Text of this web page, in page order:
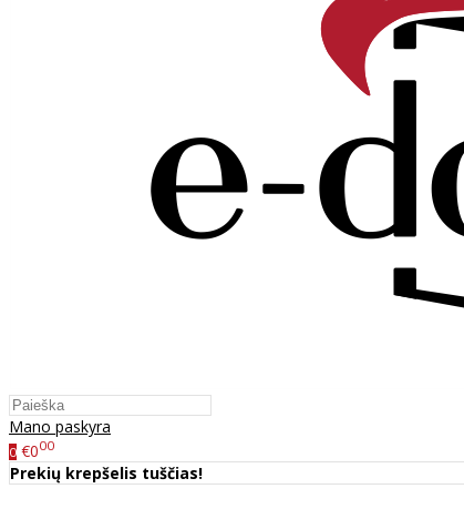
Mano paskyra
0 €000
Prekių krepšelis tuščias!